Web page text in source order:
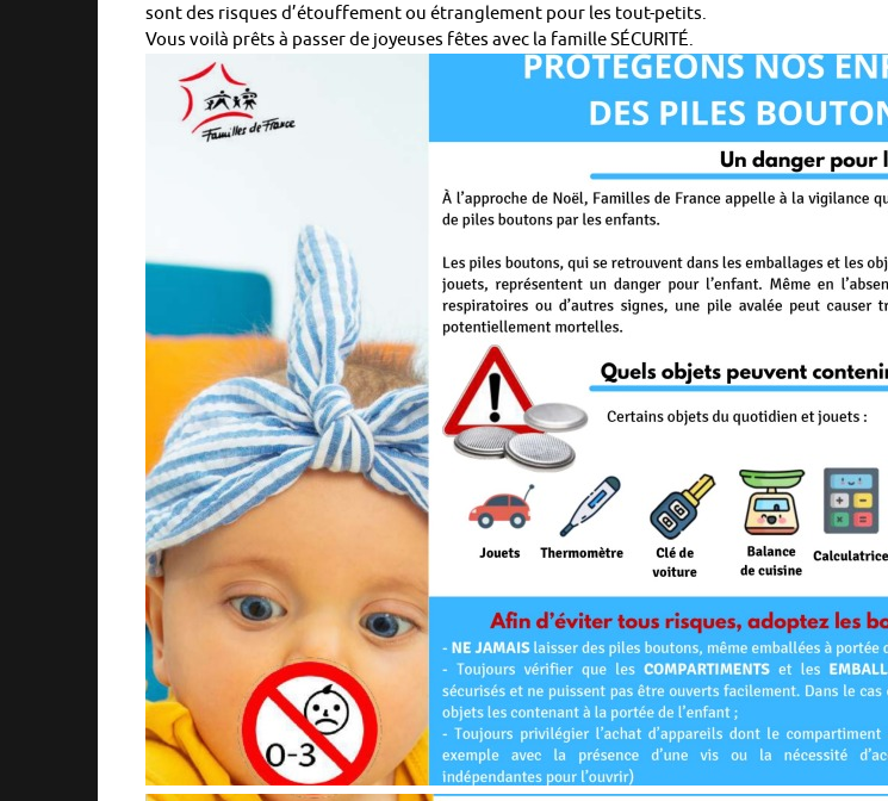
sont des risques d’étouffement ou étranglement pour les tout-petits.
Vous voilà prêts à passer de joyeuses fêtes avec la famille SÉCURITÉ.